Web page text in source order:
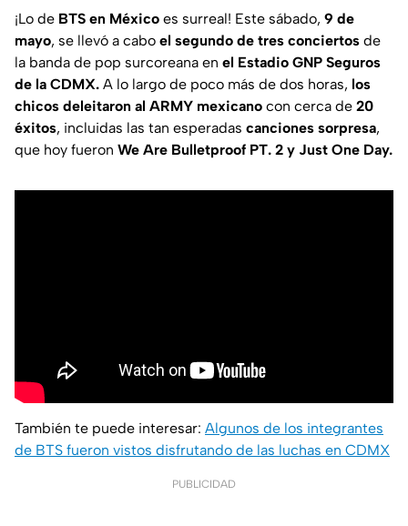
¡Lo de BTS en México es surreal! Este sábado, 9 de
mayo, se llevó a cabo el segundo de tres conciertos de
la banda de pop surcoreana en el Estadio GNP Seguros
de la CDMX. A lo largo de poco más de dos horas, los
chicos deleitaron al ARMY mexicano con cerca de 20
éxitos, incluidas las tan esperadas canciones sorpresa,
que hoy fueron We Are Bulletproof PT. 2 y Just One Day.
También te puede interesar: Algunos de los integrantes
de BTS fueron vistos disfrutando de las luchas en CDMX
PUBLICIDAD